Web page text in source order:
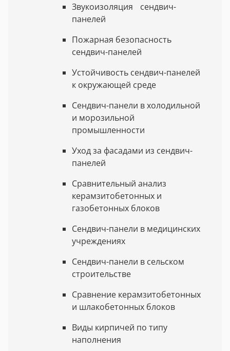
Звукоизоляция сендвич-
панелей
Пожарная безопасность
сендвич-панелей
Устойчивость сендвич-панелей
к окружающей среде
Сендвич-панели в холодильной
и морозильной
промышленности
Уход за фасадами из сендвич-
панелей
Сравнительный анализ
керамзитобетонных и
газобетонных блоков
Сендвич-панели в медицинских
учреждениях
Сендвич-панели в сельском
строительстве
Сравнение керамзитобетонных
и шлакобетонных блоков
Виды кирпичей по типу
наполнения